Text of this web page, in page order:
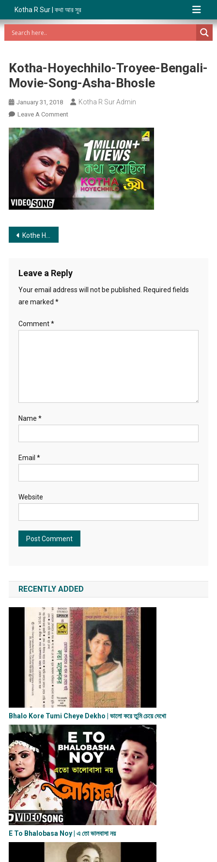
Kotha R Sur | কথা আর সুর
Kotha-Hoyechhilo-Troyee-Bengali-
Movie-Song-Asha-Bhosle
January 31, 2018 Kotha R Sur Admin
Leave A CommentOn
Hoyechhilo-
Troyee-
Bengali-
Movie-
Song-
Asha-
Bhosle
Post
Kothe Hoachilo | কথা হয়েছিল
Leave a Reply
Your email address will not be published.
Required fields
are marked *
Comment*
Name *
Email *
Website
RECENTLY ADDED
Bhalo Kore Tumi Cheye Dekho | ভালো করে তুমি চেয়ে দেখো
E To Bhalobasa Noy | এ তো ভালবাসা ন​য়